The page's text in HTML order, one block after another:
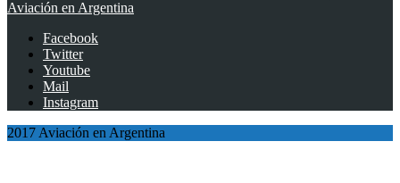
Aviación en Argentina
Facebook
Twitter
Youtube
Mail
Instagram
2017 Aviación en Argentina